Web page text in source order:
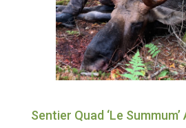
Sentier Quad ‘Le Summum’